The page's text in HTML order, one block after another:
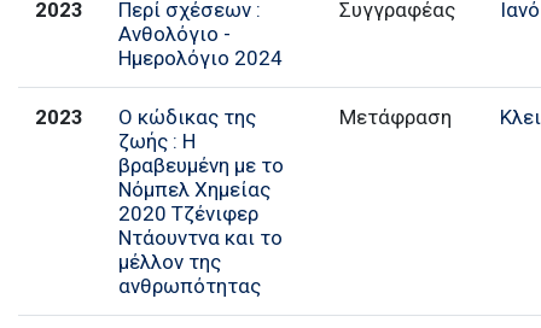
2023
Περί σχέσεων :
Ανθολόγιο -
Ημερολόγιο 2024
Συγγραφέας
2023
Ο κώδικας της
ζωής : Η
βραβευμένη με το
Νόμπελ Χημείας
2020 Τζένιφερ
Ντάουντνα και το
μέλλον της
ανθρωπότητας
Μετάφραση